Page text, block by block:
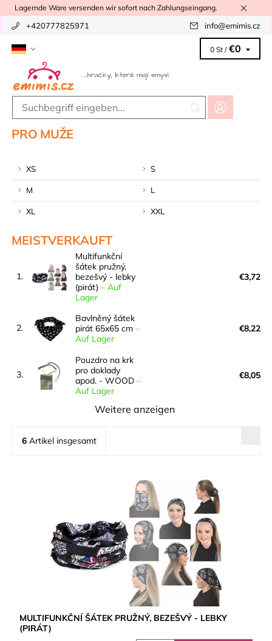
Lagernde Ware versenden wir sofort nach Zahlungseingang.
+420777825971 info@emimis.cz
0 St / €0
PRO MUŽE
XS S
M L
XL XXL
MEISTVERKAUFT
1.
Multifunkční
šátek pružný,
bezešvý - lebky
(pirát) – Auf
Lager
€3,72
2.
Bavlněný šátek
pirát 65x65 cm –
Auf Lager
€8,22
3.
Pouzdro na krk
pro doklady
apod. - WOOD –
Auf Lager
€8,05
Weitere anzeigen
6 Artikel insgesamt
MULTIFUNKČNÍ ŠÁTEK PRUŽNÝ, BEZEŠVÝ - LEBKY
(PIRÁT)